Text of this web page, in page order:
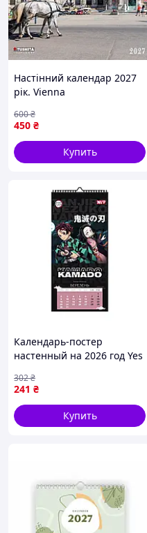
Настінний календар 2027
рік. Vienna
450 ₴
600₴
Купить
Календарь-постер
настенный на 2026 год Yes
см impulse
241 ₴
302₴
Купить